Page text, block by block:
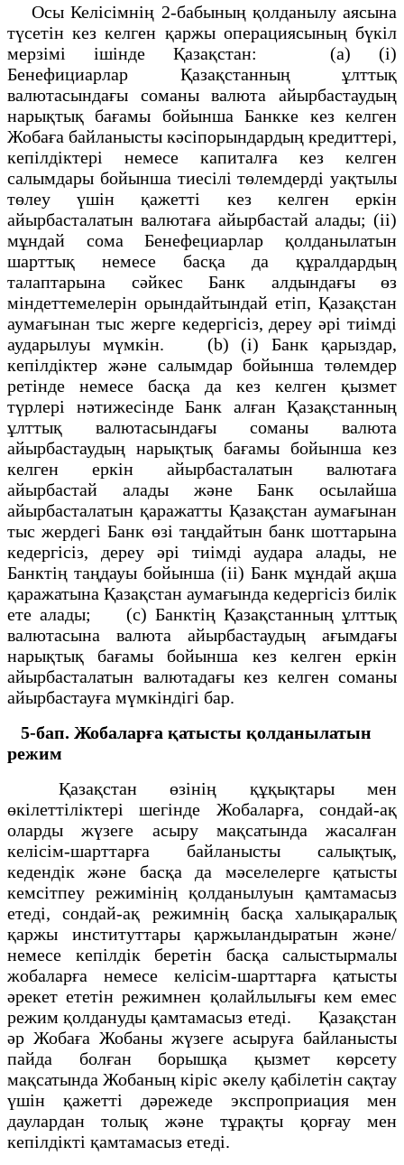
Осы Келісімнің 2-бабының қолданылу аясына
түсетін кез келген қаржы операциясының бүкіл
мерзімі ішінде Қазақстан: (а) (і)
Бенефициарлар Қазақстанның ұлттық
валютасындағы соманы валюта айырбастаудың
нарықтық бағамы бойынша Банкке кез келген
Жобаға байланысты кәсіпорындардың кредиттері,
кепілдіктері немесе капиталға кез келген
салымдары бойынша тиесілі төлемдерді уақтылы
төлеу үшін қажетті кез келген еркін
айырбасталатын валютаға айырбастай алады; (іі)
мұндай сома Бенефециарлар қолданылатын
шарттық немесе басқа да құралдардың
талаптарына сәйкес Банк алдындағы өз
міндеттемелерін орындайтындай етіп, Қазақстан
аумағынан тыс жерге кедергісіз, дереу әрі тиімді
аударылуы мүмкін. (b) (і) Банк қарыздар,
кепілдіктер және салымдар бойынша төлемдер
ретінде немесе басқа да кез келген қызмет
түрлері нәтижесінде Банк алған Қазақстанның
ұлттық валютасындағы соманы валюта
айырбастаудың нарықтық бағамы бойынша кез
келген еркін айырбасталатын валютаға
айырбастай алады және Банк осылайша
айырбасталатын қаражатты Қазақстан аумағынан
тыс жердегі Банк өзі таңдайтын банк шоттарына
кедергісіз, дереу әрі тиімді аудара алады, не
Банктің таңдауы бойынша (іі) Банк мұндай ақша
қаражатына Қазақстан аумағында кедергісіз билік
ете алады; (с) Банктің Қазақстанның ұлттық
валютасына валюта айырбастаудың ағымдағы
нарықтық бағамы бойынша кез келген еркін
айырбасталатын валютадағы кез келген соманы
айырбастауға мүмкіндігі бар.
5-бап. Жобаларға қатысты қолданылатын
режим
Қазақстан өзінің құқықтары мен
өкілеттіліктері шегінде Жобаларға, сондай-ақ
оларды жүзеге асыру мақсатында жасалған
келісім-шарттарға байланысты салықтық,
кедендік және басқа да мәселелерге қатысты
кемсітпеу режимінің қолданылуын қамтамасыз
етеді, сондай-ақ режимнің басқа халықаралық
қаржы институттары қаржыландыратын және/
немесе кепілдік беретін басқа салыстырмалы
жобаларға немесе келісім-шарттарға қатысты
әрекет ететін режимнен қолайлылығы кем емес
режим қолдануды қамтамасыз етеді. Қазақстан
әр Жобаға Жобаны жүзеге асыруға байланысты
пайда болған борышқа қызмет көрсету
мақсатында Жобаның кіріс әкелу қабілетін сақтау
үшін қажетті дәрежеде экспроприация мен
даулардан толық және тұрақты қорғау мен
кепілдікті қамтамасыз етеді.